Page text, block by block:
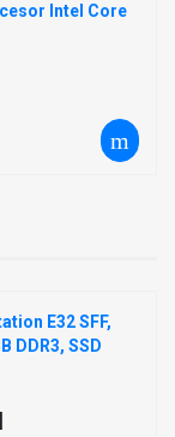
Intel Core
E32 SFF,
DDR3, SSD
+ Windows